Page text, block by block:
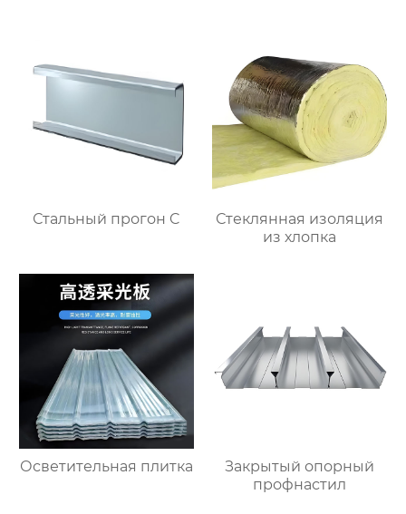
Стальный прогон C
Стеклянная изоляция
из хлопка
Осветительная плитка
Закрытый опорный
профнастил